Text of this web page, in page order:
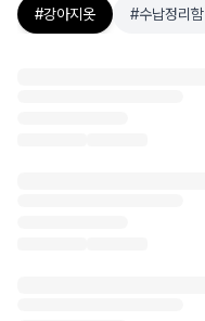
#강아지옷 #수납정리함